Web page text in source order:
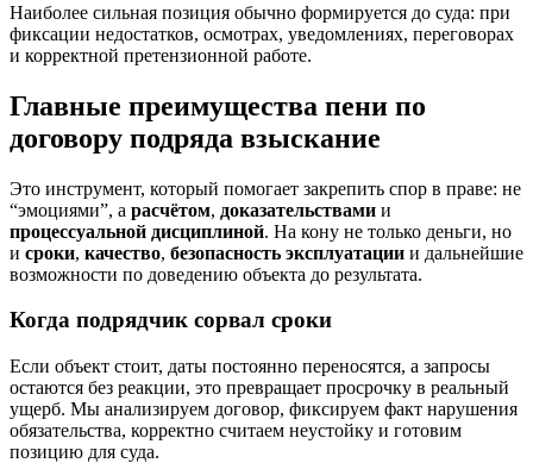
Наиболее сильная позиция обычно формируется до суда: при
фиксации недостатков, осмотрах, уведомлениях, переговорах
и корректной претензионной работе.
Главные преимущества пени по
договору подряда взыскание
Это инструмент, который помогает закрепить спор в праве: не
“эмоциями”, а расчётом, доказательствами и
процессуальной дисциплиной. На кону не только деньги, но
и сроки, качество, безопасность эксплуатации и дальнейшие
возможности по доведению объекта до результата.
Когда подрядчик сорвал сроки
Если объект стоит, даты постоянно переносятся, а запросы
остаются без реакции, это превращает просрочку в реальный
ущерб. Мы анализируем договор, фиксируем факт нарушения
обязательства, корректно считаем неустойку и готовим
позицию для суда.